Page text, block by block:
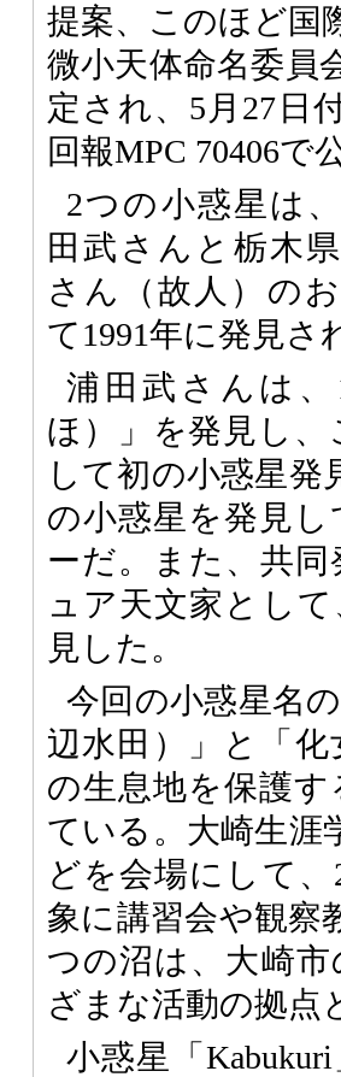
提案、このほど国
微小天体命名委員
定され、5月27日
回報MPC 70406で
2つの小惑星は
田武さんと栃木
さん（故人）の
て1991年に発見さ
浦田武さんは、
ほ）」を発見し
して初の小惑星発
の小惑星を発見
ーだ。また、共
ュア天文家とし
見した。
今回の小惑星名
辺水田）」と「
の生息地を保護
ている。大崎生涯
どを会場にして
象に講習会や観察
つの沼は、大崎
ざまな活動の拠点
小惑星「